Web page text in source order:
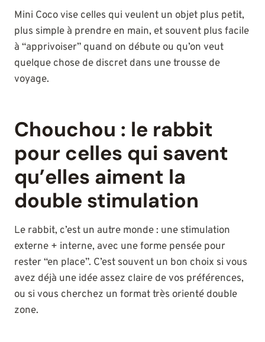
Mini Coco vise celles qui veulent un objet plus petit,
plus simple à prendre en main, et souvent plus facile
à “apprivoiser” quand on débute ou qu’on veut
quelque chose de discret dans une trousse de
voyage.
Chouchou : le rabbit
pour celles qui savent
qu’elles aiment la
double stimulation
Le rabbit, c’est un autre monde : une stimulation
externe + interne, avec une forme pensée pour
rester “en place”. C’est souvent un bon choix si vous
avez déjà une idée assez claire de vos préférences,
ou si vous cherchez un format très orienté double
zone.